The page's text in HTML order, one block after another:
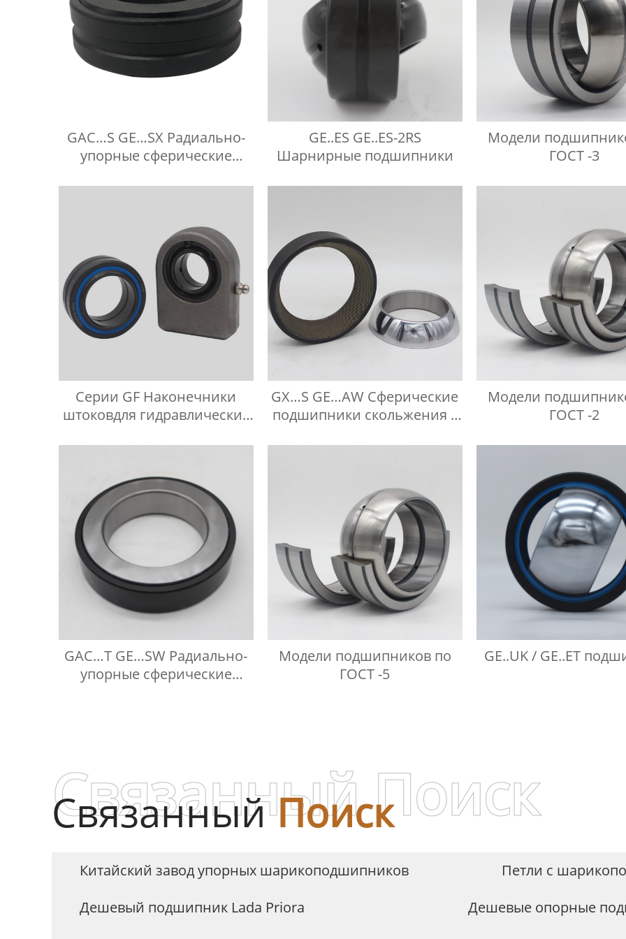
GAC…S GE…SX Радиально-
упорные сферические
GE..ES GE..ES-2RS
Шарнирные подшипники
Модели
ГОСТ -3
Серии GF Наконечники
штоковдля гидравлических
GX…S GE…AW Сферические
подшипники скольжения с
Модели
ГОСТ -2
GAC…T GE…SW Радиально-
упорные сферические
Модели подшипников по
ГОСТ -5
GE..UK / GE..ET
СвязанныйПоиск
Связанный Поиск
Китайский завод упорных шарикоподшипников
Петли с
Дешевый подшипник Lada Priora
Дешевые опорные